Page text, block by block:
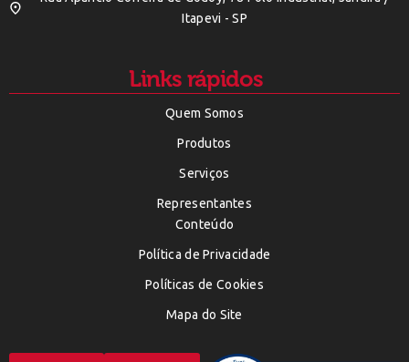
Itapevi - SP
Links rápidos
Quem Somos
Produtos
Serviços
Representantes
Conteúdo
Política de Privacidade
Políticas de Cookies
Mapa do Site